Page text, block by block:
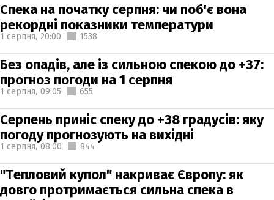
Спека на початку серпня: чи поб'є вона
рекордні показники температури
1 серпня, 20:00 1538
Без опадів, але із сильною спекою до +37:
прогноз погоди на 1 серпня
1 серпня, 09:05 655
Серпень приніс спеку до +38 градусів: яку
погоду прогнозують на вихідні
1 серпня, 08:00 844
"Тепловий купол" накриває Європу: як
довго протримається сильна спека в